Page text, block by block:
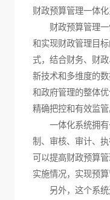
财政预算管理一体
财政预算管理一
和实现财政管理目
式，结合财务、财
新技术和多维度的
和政府管理的整体
精确把控和有效监管
一体化系统拥有
制、审核、审计、
可以提高财政预算
实施情况，实现预
另外，这个系统